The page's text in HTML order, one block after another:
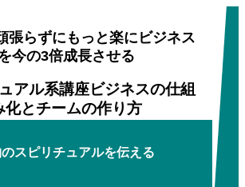
張らずにもっと楽に ビジネス
今の3倍成長させる
アル系講座ビジネスの仕組
化とチームの作り方
スピリチュアルを伝える